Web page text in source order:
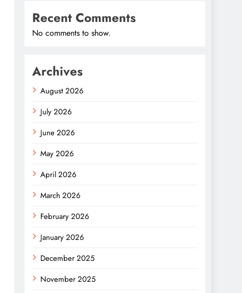
Recent Comments
No comments to show.
Archives
August 2026
July 2026
June 2026
May 2026
April 2026
March 2026
February 2026
January 2026
December 2025
November 2025